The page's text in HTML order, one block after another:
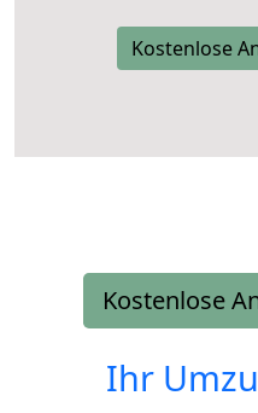
Kostenlose
Kostenlose
Ihr